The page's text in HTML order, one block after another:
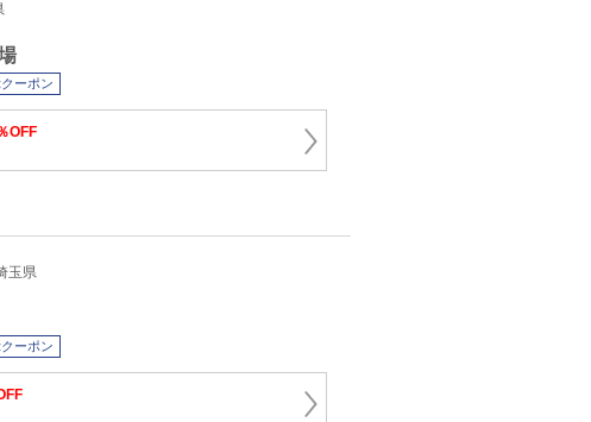
ーポン
OFF
玉県
ーポン